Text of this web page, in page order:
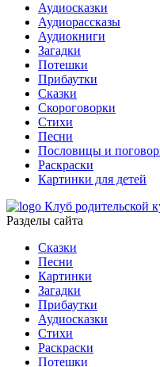
Аудиосказки
Аудиорассказы
Аудиокниги
Загадки
Потешки
Прибаутки
Сказки
Скороговорки
Стихи
Песни
Пословицы и
Раскраски
Картинки для детей
Клуб родительской
Разделы сайта
Сказки
Песни
Картинки
Загадки
Прибаутки
Аудиосказки
Стихи
Раскраски
Потешки